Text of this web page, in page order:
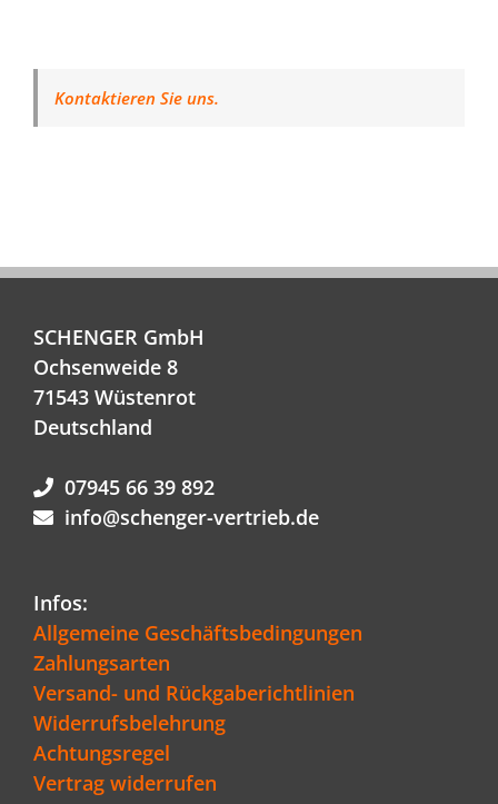
Kontaktieren Sie uns.
SCHENGER GmbH
Ochsenweide 8
71543 Wüstenrot
Deutschland
07945 66 39 892
info@schenger-vertrieb.de
Infos:
Allgemeine Geschäftsbedingungen
Zahlungsarten
Versand- und Rückgaberichtlinien
Widerrufsbelehrung
Achtungsregel
Vertrag widerrufen